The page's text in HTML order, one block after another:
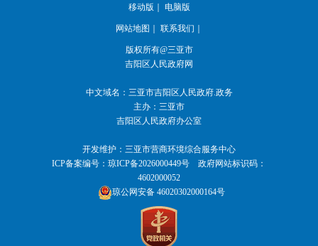
移动版 电脑版
网站地图 联系我们
版权所有@三亚市
吉阳区人民政府网
中文域名： 三亚市吉阳区人民政府.政务
主办：三亚市
吉阳区人民政府办公室
开发维护：三亚市营商环境综合服务中心
ICP备案编号： 琼ICP备2026000449号
政府网站标识码：
4602000052
琼公网安备 46020302000164号